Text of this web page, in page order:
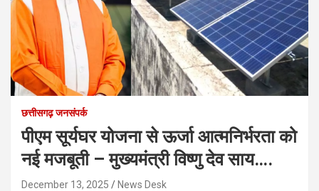
छत्तीसगढ़ जनसंपर्क
पीएम सूर्यघर योजना से ऊर्जा आत्मनिर्भरता को
नई मजबूती – मुख्यमंत्री विष्णु देव साय….
December 13, 2025 News Desk